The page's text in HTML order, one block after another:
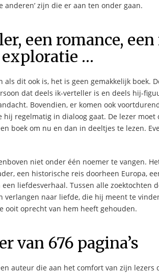
anderen’ zijn die er aan ten onder gaan.
een romance,
…
als dit ook is, het is geen gemakkelijk boek.
dat deels ik-verteller is en deels hij-
Bovendien, er komen ook
hij regelmatig in dialoog gaat. De lezer
boek om nu en dan in deeltjes te lezen.
niet onder één noemer te vangen.
een historische reis doorheen Europa,
liefdesverhaal. Tussen alle zoektochten
verlangen naar liefde, die hij meent te
ooit oprecht van hem heeft gehouden.
van 676 pagina’s
auteur die aan het comfort van zijn lezers